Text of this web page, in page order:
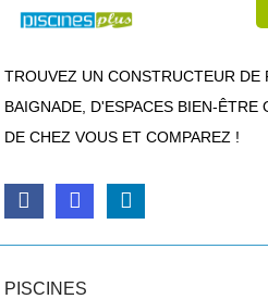
TROUVEZ UN CONSTRUCTEUR DE
BAIGNADE, D'ESPACES BIEN-ÊTRE
DE CHEZ VOUS ET COMPAREZ !
PISCINES